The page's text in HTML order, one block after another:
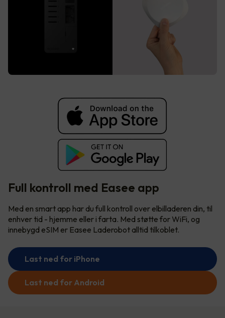
Full kontroll med Easee app
Med en smart app har du full kontroll over elbilladeren din, til
enhver tid - hjemme eller i farta. Med støtte for WiFi, og
innebygd eSIM er Easee Laderobot alltid tilkoblet.
Last ned for iPhone
Last ned for Android